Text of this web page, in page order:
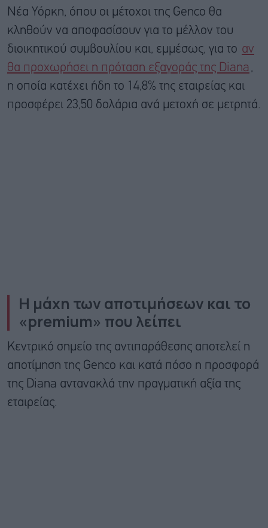
Νέα Υόρκη, όπου οι μέτοχοι της Genco θα
κληθούν να αποφασίσουν για το μέλλον του
διοικητικού συμβουλίου και, εμμέσως, για το αν
θα προχωρήσει η πρόταση εξαγοράς της Diana
η οποία κατέχει ήδη το 14,8% της εταιρείας και
προσφέρει 23,50 δολάρια ανά μετοχή σε μετρητά.
Η μάχη των αποτιμήσεων και το
«premium» που λείπει
Κεντρικό σημείο της αντιπαράθεσης αποτελεί η
αποτίμηση της Genco και κατά πόσο η προσφορά
της Diana αντανακλά την πραγματική αξία της
εταιρείας.